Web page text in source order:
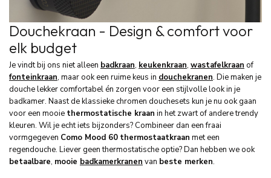
Douchekraan - Design & comfort voor
elk budget
Je vindt bij ons niet alleen badkraan, keukenkraan, wastafelkraan of
fonteinkraan, maar ook een ruime keus in douchekranen. Die maken je
douche lekker comfortabel én zorgen voor een stijlvolle look in je
badkamer. Naast de klassieke chromen douchesets kun je nu ook gaan
voor een mooie thermostatische kraan in het zwart of andere trendy
kleuren. Wil je echt iets bijzonders? Combineer dan een fraai
vormgegeven Como Mood 60 thermostaatkraan met een
regendouche. Liever geen thermostatische optie? Dan hebben we ook
betaalbare, mooie badkamerkranen van beste merken.